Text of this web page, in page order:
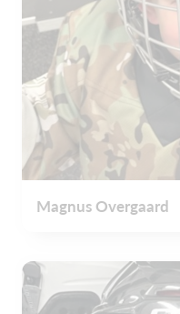
Magnus Overgaard